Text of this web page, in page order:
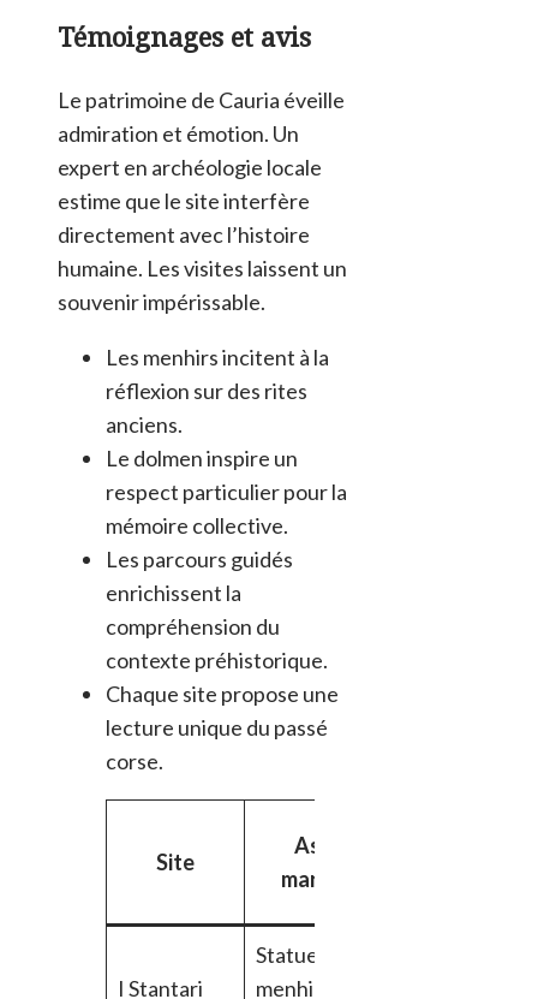
Témoignages et avis
Le patrimoine de Cauria éveille
admiration et émotion. Un
expert en archéologie locale
estime que le site interfère
directement avec l’histoire
humaine. Les visites laissent un
souvenir impérissable.
Les menhirs incitent à la
réflexion sur des rites
anciens.
Le dolmen inspire un
respect particulier pour la
mémoire collective.
Les parcours guidés
enrichissent la
compréhension du
contexte préhistorique.
Chaque site propose une
lecture unique du passé
corse.
Site
Aspect
marquant
I Stantari
Statues-
menhirs